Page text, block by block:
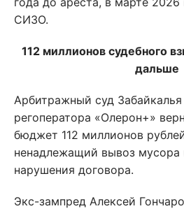
СИЗО.
112 миллионов судебного
дальше
Арбитражный суд Забайкалья
регоператора «Олерон+»
бюджет 112 миллионов
ненадлежащий вывоз мусора
нарушения договора.
Экс-зампред Алексей